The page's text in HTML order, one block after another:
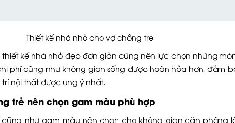
Thiết kế nhà nhỏ cho vợ chồng trẻ
kế nhà nhỏ đẹp đơn giản cũng nên lựa chọn những
phí cũng như không gian sống được hoàn hỏa hơn, đảm
nội thất được ưng ý nhất.
trẻ nên chọn gam màu phù hợp
như gam màu nên chọn cho không gian căn phòng